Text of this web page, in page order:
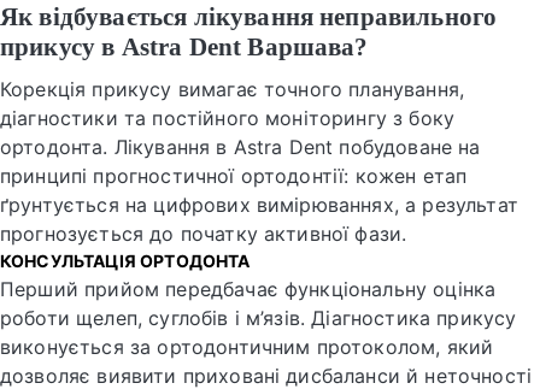
Як відбувається лікування неправильного
прикусу в Astra Dent Варшава?
Корекція прикусу вимагає точного планування,
діагностики та постійного моніторингу з боку
ортодонта. Лікування в Astra Dent побудоване на
принципі прогностичної ортодонтії: кожен етап
ґрунтується на цифрових вимірюваннях, а результат
прогнозується до початку активної фази.
КОНСУЛЬТАЦІЯ ОРТОДОНТА
Перший прийом передбачає функціональну оцінка
роботи щелеп, суглобів і м’язів. Діагностика прикусу
виконується за ортодонтичним протоколом, який
дозволяє виявити приховані дисбаланси й неточності